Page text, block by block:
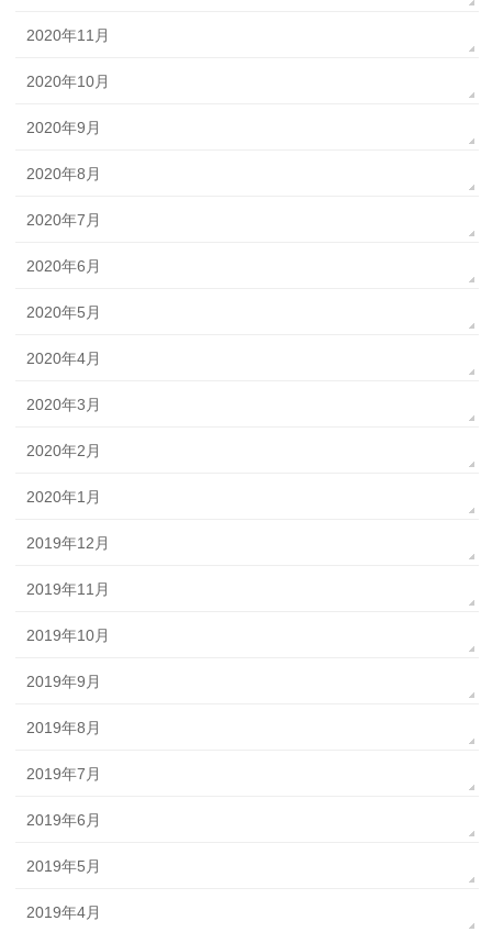
2020年11月
2020年10月
2020年9月
2020年8月
2020年7月
2020年6月
2020年5月
2020年4月
2020年3月
2020年2月
2020年1月
2019年12月
2019年11月
2019年10月
2019年9月
2019年8月
2019年7月
2019年6月
2019年5月
2019年4月